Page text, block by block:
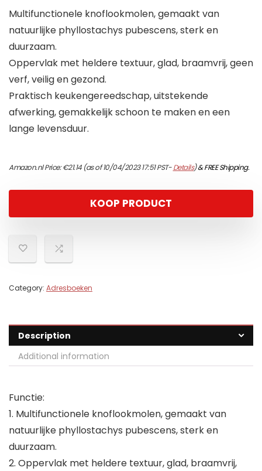
Multifunctionele knoflookmolen, gemaakt van
natuurlijke phyllostachys pubescens, sterk en
duurzaam.
Oppervlak met heldere textuur, glad, braamvrij, geen
verf, veilig en gezond.
Praktisch keukengereedschap, uitstekende
afwerking, gemakkelijk schoon te maken en een
lange levensduur.
Amazon.nl Price:€21.14(as of 10/04/2023 17:51 PST-Details)&FREE Shipping.
KOOP PRODUCT
Category: Adresboeken
Description
Additional information
Functie:
1. Multifunctionele knoflookmolen, gemaakt van
natuurlijke phyllostachys pubescens, sterk en
duurzaam.
2. Oppervlak met heldere textuur, glad, braamvrij,